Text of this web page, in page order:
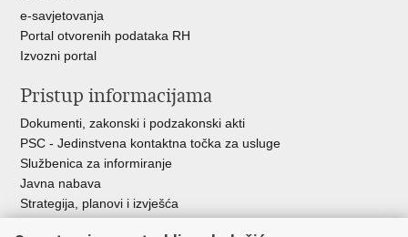
e-savjetovanja
Portal otvorenih podataka RH
Izvozni portal
Pristup informacijama
Dokumenti, zakonski i podzakonski akti
PSC - Jedinstvena kontaktna točka za usluge
Službenica za informiranje
Javna nabava
Strategija, planovi i izvješća